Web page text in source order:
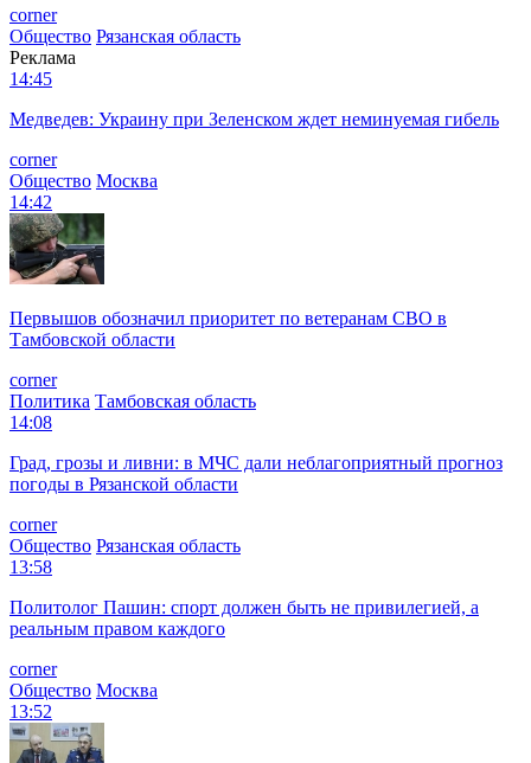
corner
Общество Рязанская область
Реклама
14:45
Медведев: Украину при Зеленском ждет неминуемая гибель
corner
Общество Москва
14:42
Первышов обозначил приоритет по ветеранам СВО в
Тамбовской области
corner
Политика Тамбовская область
14:08
Град, грозы и ливни: в МЧС дали неблагоприятный прогноз
погоды в Рязанской области
corner
Общество Рязанская область
13:58
Политолог Пашин: спорт должен быть не привилегией, а
реальным правом каждого
corner
Общество Москва
13:52